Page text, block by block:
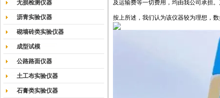
无损检测仪器
沥青实验仪器
砌墙砖类实验仪器
成型试模
公路路面仪器
土工布实验仪器
石膏类实验仪器
及运输费等一切费用，均由我公司承担
按上所述，我们认为该仪器较为理想，